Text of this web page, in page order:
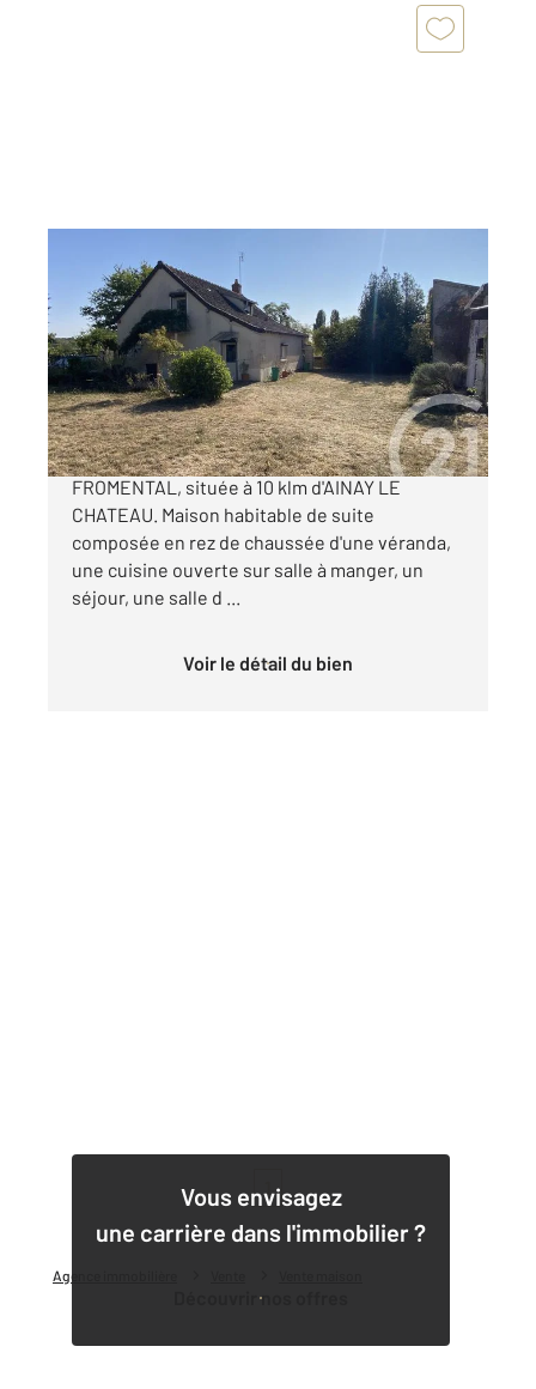
Agence immobilière
BESSAIS LE FROMENTAL 18
105 m2, 4 pièces
Ref : 2461
Maison à vendre
93 500 €
En campagne du village de BESSAIS LE
FROMENTAL, située à 10 klm d'AINAY LE
CHATEAU. Maison habitable de suite
composée en rez de chaussée d'une véranda,
une cuisine ouverte sur salle à manger, un
séjour, une salle d ...
Voir le détail du bien
Vous envisagez
une carrière dans l'immobilier ?
Découvrir nos offres
1